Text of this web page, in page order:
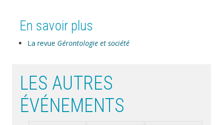
En savoir plus
La revue Gérontologie et société
LES AUTRES
ÉVÉNEMENTS